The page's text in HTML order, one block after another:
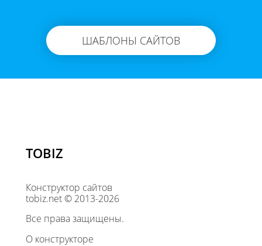
ШАБЛОНЫ САЙТОВ
TOBIZ
Конструктор сайтов
tobiz.net © 2013-2026
Все права защищены.
О конструкторе